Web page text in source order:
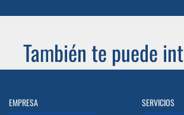
También te puede
EMPRESA
SERVICIOS